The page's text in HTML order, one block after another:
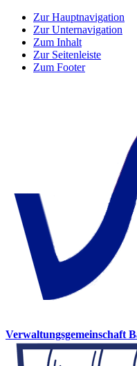
Zur Hauptnavigation
Zur Unternavigation
Zum Inhalt
Zur Seitenleiste
Zum Footer
Verwaltungsgemeinschaft